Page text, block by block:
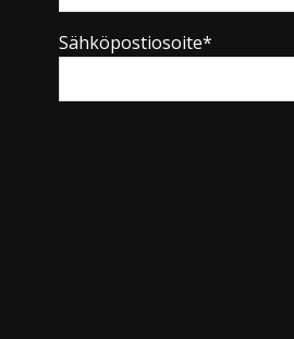
Sähköpostiosoite*